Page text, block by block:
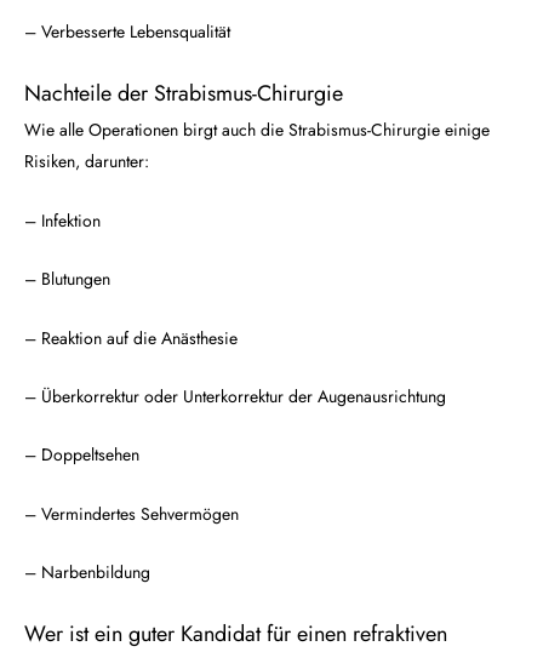
– Verbesserte Lebensqualität
Nachteile der Strabismus-Chirurgie
Wie alle Operationen birgt auch die Strabismus-Chirurgie einige
Risiken, darunter:
– Infektion
– Blutungen
– Reaktion auf die Anästhesie
– Überkorrektur oder Unterkorrektur der Augenausrichtung
– Doppeltsehen
– Vermindertes Sehvermögen
– Narbenbildung
Wer ist ein guter Kandidat für einen refraktiven